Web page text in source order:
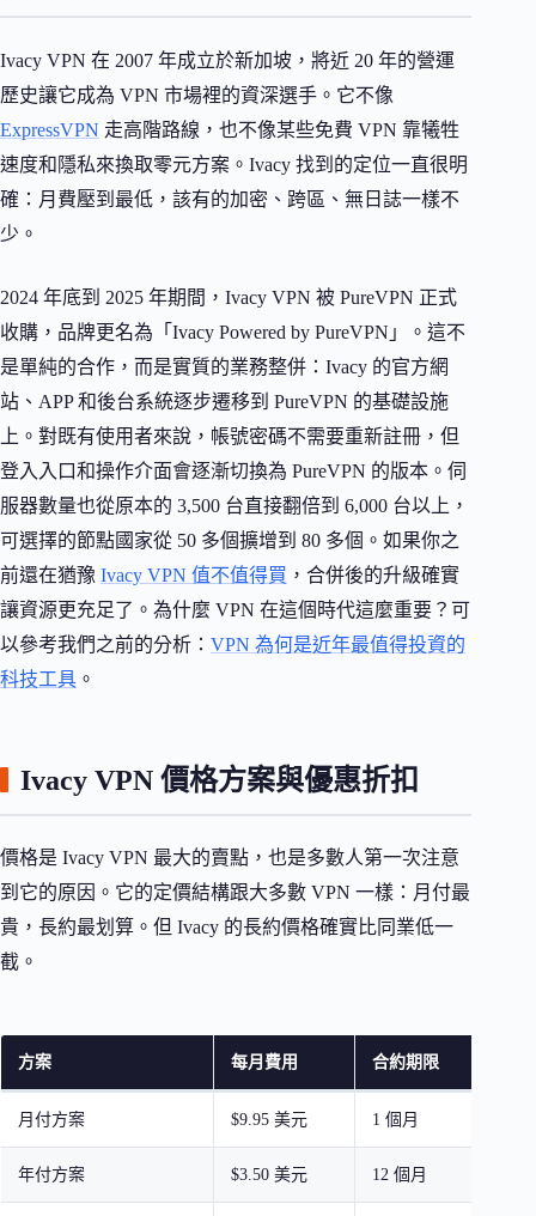
Ivacy VPN 在 2007 年成立於新加坡，將近 20 年的營運
歷史讓它成為 VPN 市場裡的資深選手。它不像
ExpressVPN 走高階路線，也不像某些免費 VPN 靠犧牲
速度和隱私來換取零元方案。Ivacy 找到的定位一直很明
確：月費壓到最低，該有的加密、跨區、無日誌一樣不
少。
2024 年底到 2025 年期間，Ivacy VPN 被 PureVPN 正式
收購，品牌更名為「Ivacy Powered by PureVPN」。這不
是單純的合作，而是實質的業務整併：Ivacy 的官方網
站、APP 和後台系統逐步遷移到 PureVPN 的基礎設施
上。對既有使用者來說，帳號密碼不需要重新註冊，但
登入入口和操作介面會逐漸切換為 PureVPN 的版本。伺
服器數量也從原本的 3,500 台直接翻倍到 6,000 台以上，
可選擇的節點國家從 50 多個擴增到 80 多個。如果你之
前還在猶豫 Ivacy VPN 值不值得買 ，合併後的升級確實
讓資源更充足了。為什麼 VPN 在這個時代這麼重要？可
以參考我們之前的分析： VPN 為何是近年最值得投資的
科技工具 。
Ivacy VPN 價格方案與優惠折扣
價格是 Ivacy VPN 最大的賣點，也是多數人第一次注意
到它的原因。它的定價結構跟大多數 VPN 一樣：月付最
貴，長約最划算。但 Ivacy 的長約價格確實比同業低一
截。
方案 每月費用 合約期限
月付方案 $9.95 美元 1 個月
年付方案 $3.50 美元 12 個月